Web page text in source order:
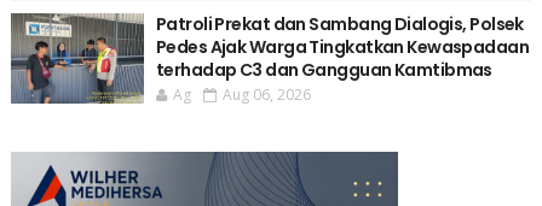
Patroli Prekat dan Sambang Dialogis, Polsek
Pedes Ajak Warga Tingkatkan Kewaspadaan
terhadap C3 dan Gangguan Kamtibmas
Ag Aug 06, 2026